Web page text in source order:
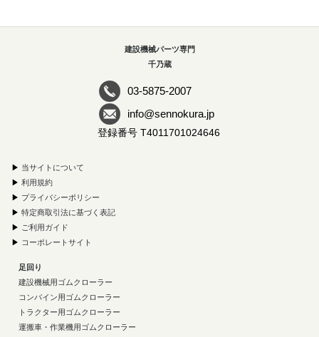
建設機械パーツ専門
千乃蔵
03-5875-2007
info@sennokura.jp
登録番号 T4011701024646
▶ 当サイトについて
▶ 利用規約
▶ プライバシーポリシー
▶ 特定商取引法に基づく表記
▶ ご利用ガイド
▶ コーポレートサイト
足回り
建設機械用ゴムクローラー
コンバイン用ゴムクローラー
トラクター用ゴムクローラー
運搬車・作業機用ゴムクローラー